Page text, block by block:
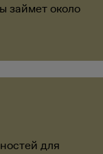
займет около
для